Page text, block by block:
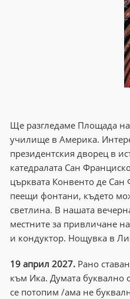
Ще разгледаме Площада
училище в Америка.
президентския дворец в
катедралата Сан
църквата Конвенто де Сан
пеещи фонтани, където
светлина. В нашата
местните за привличане
и кондуктор. Нощувка в
19 април 2027. Рано
към Ика. Думата буквално
се потопим /ама не